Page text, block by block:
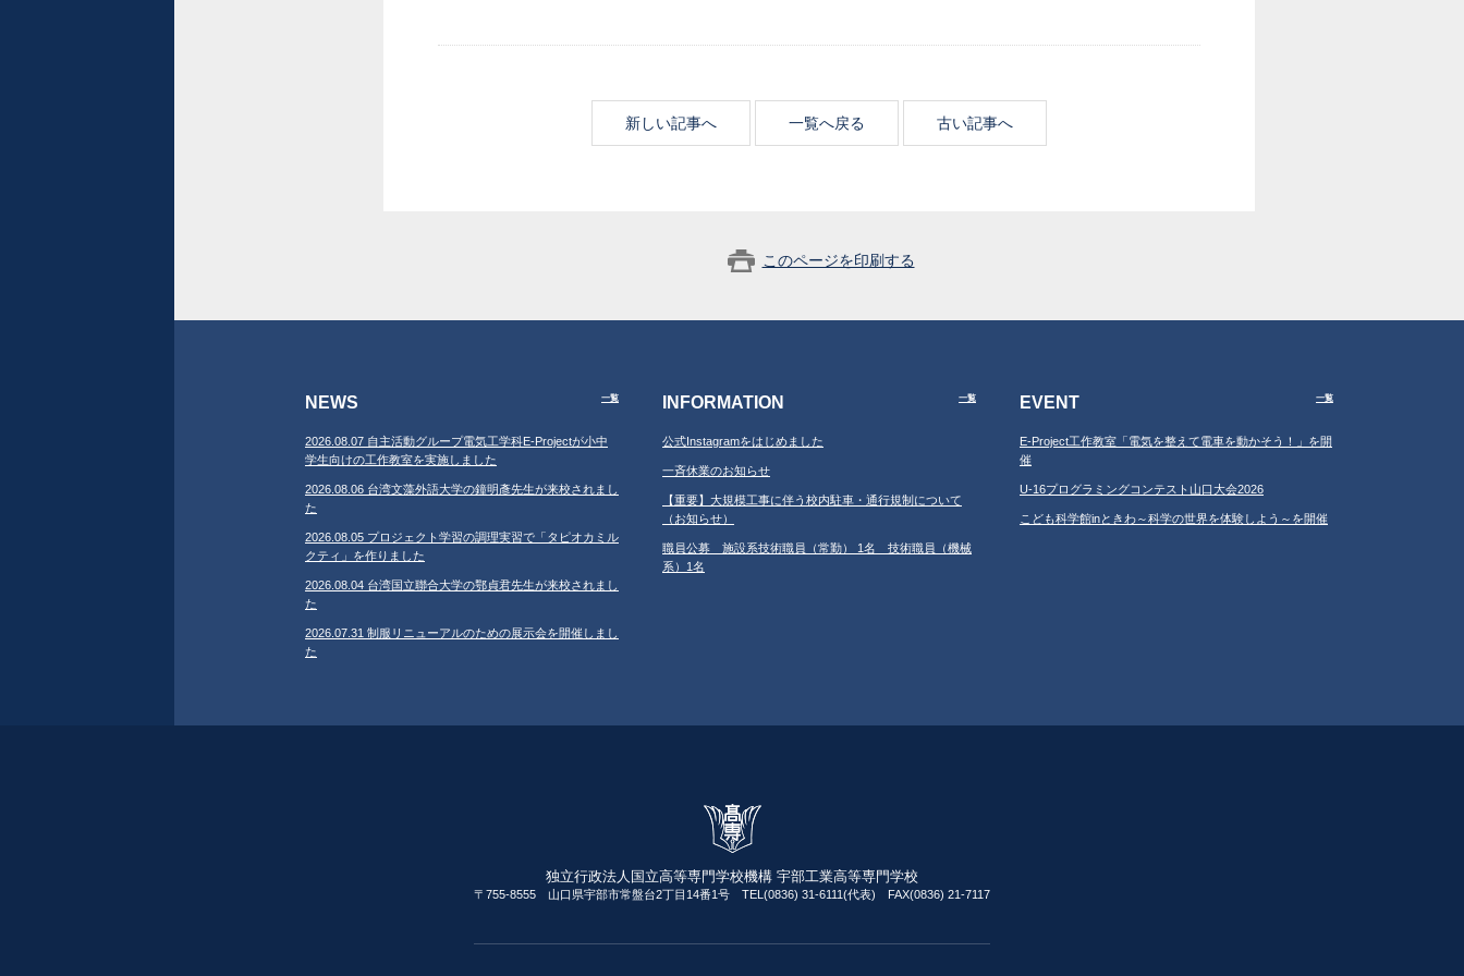
新しい記事へ 一覧へ戻る 古い記事へ
このページを印刷する
NEWS 一覧
2026.08.07 自主活動グループ電気工学科E-Projectが小中
学生向けの工作教室を実施しました
2026.08.06 台湾文藻外語大学の鐘明彥先生が来校されまし
た
2026.08.05 プロジェクト学習の調理実習で「タピオカミル
クティ」を作りました
2026.08.04 台湾国立聯合大学の鄂貞君先生が来校されまし
た
2026.07.31 制服リニューアルのための展示会を開催しまし
た
INFORMATION 一覧
公式Instagramをはじめました
一斉休業のお知らせ
【重要】大規模工事に伴う校内駐車・通行規制について
（お知らせ）
職員公募 施設系技術職員（常勤） 1名 技術職員（機械
系）1名
EVENT 一覧
E-Project工作教室「電気を整えて電車を動かそう！」を開
催
U-16プログラミングコンテスト山口大会2026
こども科学館inときわ～科学の世界を体験しよう～を開催
独立行政法人国立高等専門学校機構 宇部工業高等専門学校
〒755-8555 山口県宇部市常盤台2丁目14番1号 TEL(0836) 31-6111(代表) FAX(0836) 21-7117